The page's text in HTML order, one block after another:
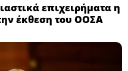
επιχειρήματα η
έκθεση του ΟΟΣΑ